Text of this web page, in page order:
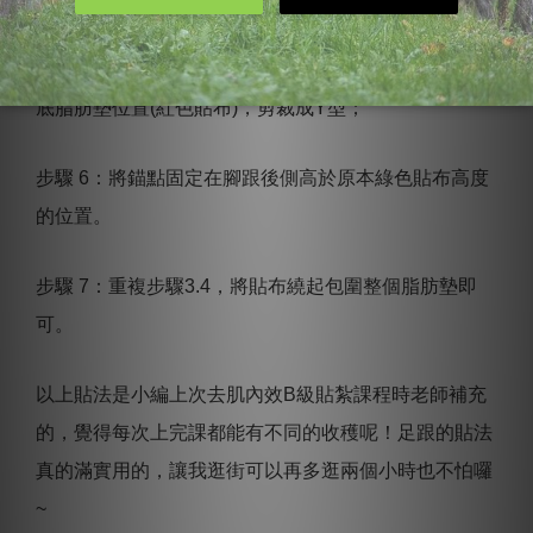
步驟 5：量測跟骨處(比第一條綠色貼布高)，量測到腳
底脂肪墊位置(紅色貼布)，剪裁成Y型；
步驟 6：將錨點固定在腳跟後側高於原本綠色貼布高度
的位置。
步驟 7：重複步驟3.4，將貼布繞起包圍整個脂肪墊即
可。
以上貼法是小編上次去肌內效B級貼紮課程時老師補充
的，覺得每次上完課都能有不同的收穫呢！足跟的貼法
真的滿實用的，讓我逛街可以再多逛兩個小時也不怕囉
~